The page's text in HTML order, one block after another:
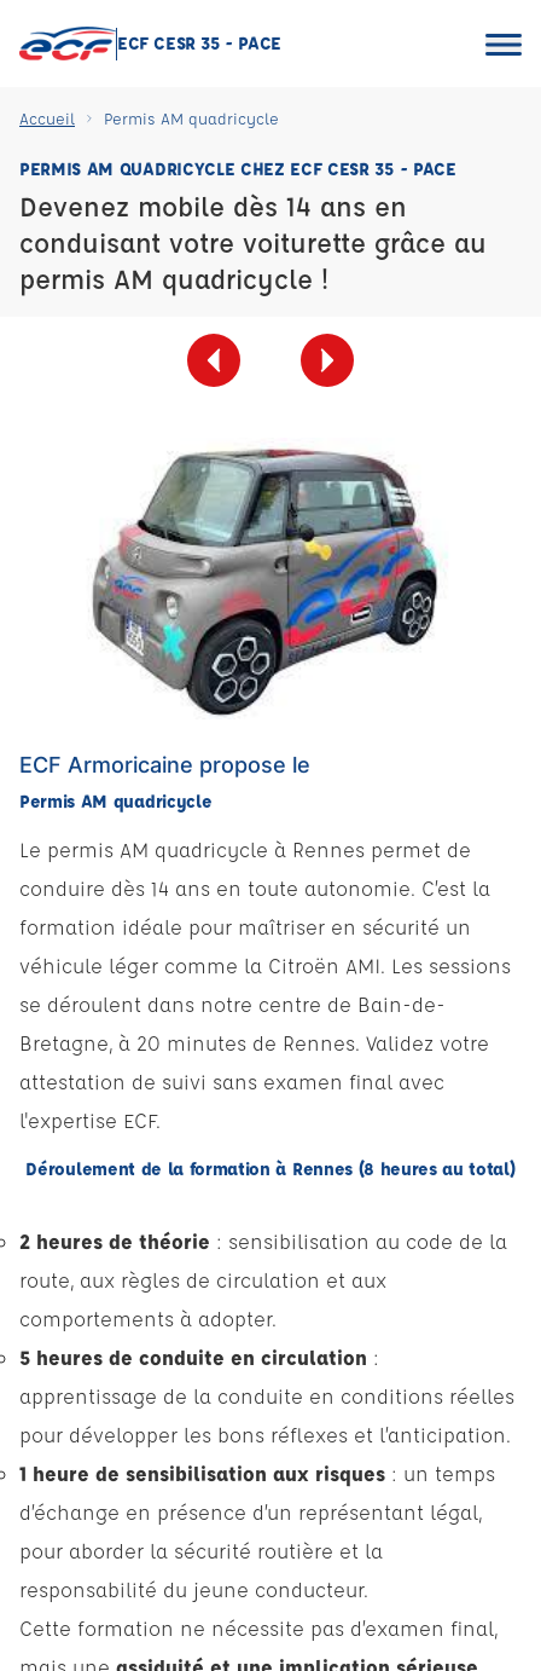
ECF CESR 35 - PACE
Accueil Permis AM quadricycle
PERMIS AM QUADRICYCLE CHEZ ECF CESR 35 - PACE
Devenez mobile dès 14 ans en
conduisant votre voiturette grâce au
permis AM quadricycle !
ECF Armoricaine propose le
Permis AM quadricycle
Le permis AM quadricycle à Rennes permet de
conduire dès 14 ans en toute autonomie. C’est la
formation idéale pour maîtriser en sécurité un
véhicule léger comme la Citroën AMI. Les sessions
se déroulent dans notre centre de Bain-de-
Bretagne, à 20 minutes de Rennes. Validez votre
attestation de suivi sans examen final avec
l'expertise ECF.
Déroulement de la formation à Rennes (8 heures au total)
2 heures de théorie : sensibilisation au code de la
route, aux règles de circulation et aux
comportements à adopter.
5 heures de conduite en circulation :
apprentissage de la conduite en conditions réelles
pour développer les bons réflexes et l’anticipation.
1 heure de sensibilisation aux risques : un temps
d’échange en présence d’un représentant légal,
pour aborder la sécurité routière et la
responsabilité du jeune conducteur.
Cette formation ne nécessite pas d’examen final,